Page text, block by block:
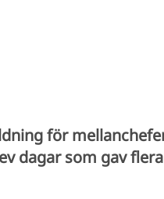
för
dagar som gav